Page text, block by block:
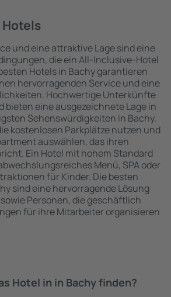
Hotels
und eine attraktive Lage sind eine
die ein All-Inclusive-Hotel
Hotels in Bachy garantieren
hervorragenden Service und eine
Hochwertige Unterkünfte
bieten eine ausgezeichnete Lage in
Sehenswürdigkeiten in Bachy.
kostenlosen Parkplätze nutzen und
auswählen, das ihren
Ein Hotel mit hohem Standard
Menü, SPA oder
für Kinder. Die besten
sind eine hervorragende Lösung
Personen, die geschäftlich
für ihre Mitarbeiter organisieren
Hotel in in Bachy finden?